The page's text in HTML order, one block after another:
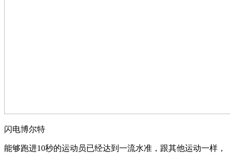
闪电博尔特
能够跑进10秒的运动员已经达到一流水准，跟其他运动一样，